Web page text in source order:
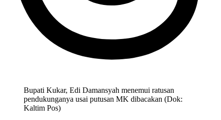
Bupati Kukar, Edi Damansyah menemui ratusan
pendukunganya usai putusan MK dibacakan (Dok:
Kaltim Pos)